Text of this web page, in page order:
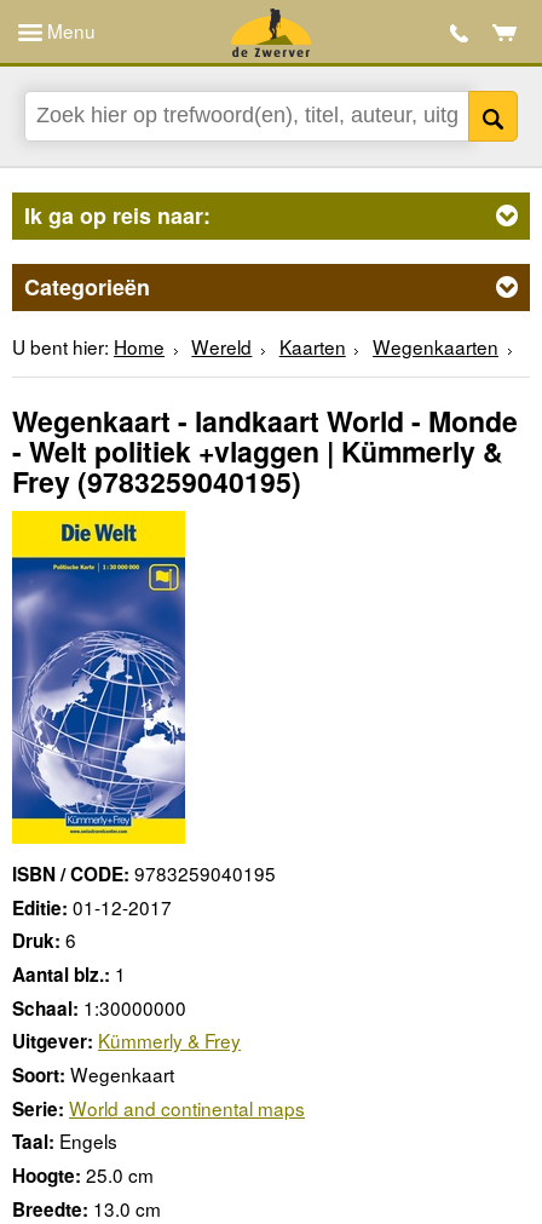
Menu
Ik ga op reis naar:
Categorieën
U bent hier: Home Wereld Kaarten Wegenkaarten
Wegenkaart - landkaart World - Monde
- Welt politiek +vlaggen | Kümmerly &
Frey (9783259040195)
ISBN / CODE: 9783259040195
Editie: 01-12-2017
Druk: 6
Aantal blz.: 1
Schaal: 1:30000000
Uitgever: Kümmerly & Frey
Soort: Wegenkaart
Serie: World and continental maps
Taal: Engels
Hoogte: 25.0 cm
Breedte: 13.0 cm